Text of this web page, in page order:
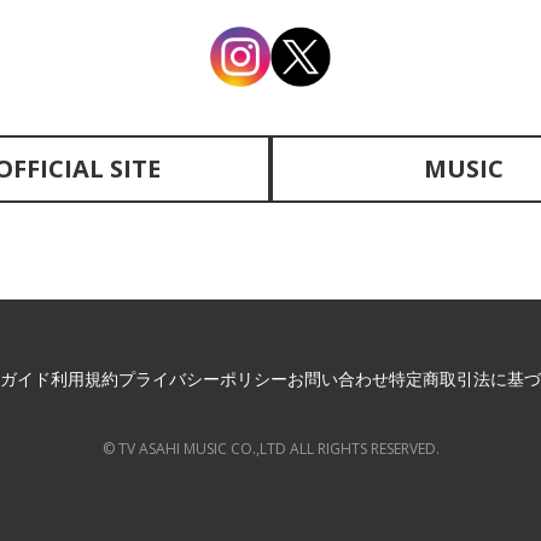
SITE MUSIC
イド利用規約プライバシーポリシーお問い合わせ特定商取引法に基
© TV ASAHI MUSIC CO.,LTD ALL RIGHTS RESERVED.